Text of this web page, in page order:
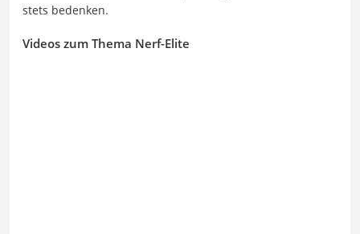
stets bedenken.
Videos zum Thema Nerf-Elite